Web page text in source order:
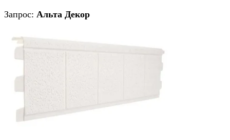
Запрос: Альта Декор